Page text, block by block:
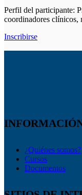
Perfil del participante:
coordinadores clínicos,
Inscribirse
¿Quiénes somos?
Cursos
Documentos